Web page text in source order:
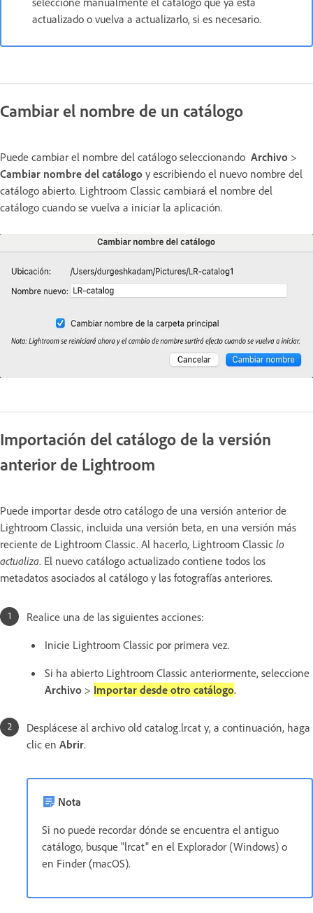
actualizado o vuelva a actualizarlo, si es necesario.
Cambiar el nombre de un catálogo
Puede cambiar el nombre del catálogo seleccionando Archivo >
Cambiar nombre del catálogo y escribiendo el nuevo nombre del
catálogo abierto. Lightroom Classic cambiará el nombre del
catálogo cuando se vuelva a iniciar la aplicación.
Importación del catálogo de la versión
anterior de Lightroom
Puede importar desde otro catálogo de una versión anterior de
Lightroom Classic, incluida una versión beta, en una versión más
reciente de Lightroom Classic. Al hacerlo, Lightroom Classic lo
actualiza. El nuevo catálogo actualizado contiene todos los
metadatos asociados al catálogo y las fotografías anteriores.
Realice una de las siguientes acciones:
Inicie Lightroom Classic por primera vez.
Si ha abierto Lightroom Classic anteriormente, seleccione
Archivo > Importar desde otro catálogo.
Desplácese al archivo old catalog.lrcat y, a continuación, haga
clic en Abrir.
Nota
Si no puede recordar dónde se encuentra el antiguo
catálogo, busque "lrcat" en el Explorador (Windows) o
en Finder (macOS).